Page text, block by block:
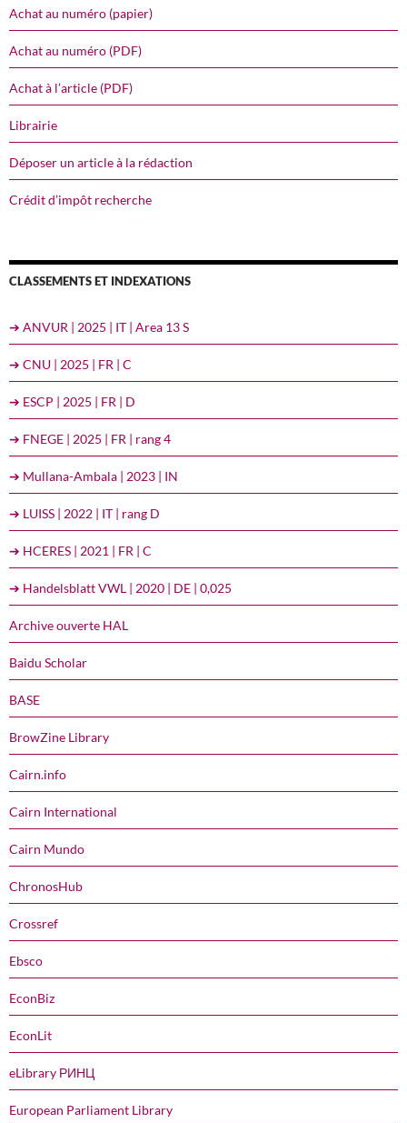
Achat au numéro (papier)
Achat au numéro (PDF)
Achat à l’article (PDF)
Librairie
Déposer un article à la rédaction
Crédit d’impôt recherche
CLASSEMENTS ET INDEXATIONS
➔ ANVUR | 2025 | IT | Area 13 S
➔ CNU | 2025 | FR | C
➔ ESCP | 2025 | FR | D
➔ FNEGE | 2025 | FR | rang 4
➔ Mullana-Ambala | 2023 | IN
➔ LUISS | 2022 | IT | rang D
➔ HCERES | 2021 | FR | C
➔ Handelsblatt VWL | 2020 | DE | 0,025
Archive ouverte HAL
Baidu Scholar
BASE
BrowZine Library
Cairn.info
Cairn International
Cairn Mundo
ChronosHub
Crossref
Ebsco
EconBiz
EconLit
eLibrary РИНЦ
European Parliament Library